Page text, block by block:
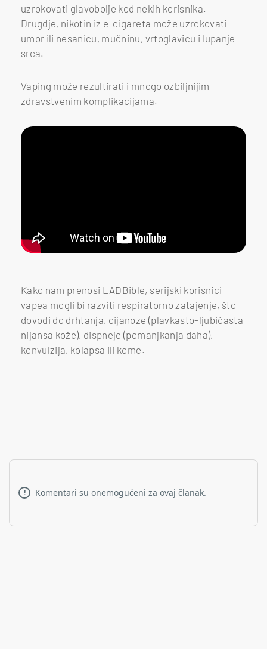
uzrokovati glavobolje kod nekih korisnika.
Drugdje, nikotin iz e-cigareta može uzrokovati
umor ili nesanicu, mučninu, vrtoglavicu i lupanje
srca.
Vaping može rezultirati i mnogo ozbiljnijim
zdravstvenim komplikacijama.
Kako nam prenosi LADBible, serijski korisnici
vapea mogli bi razviti respiratorno zatajenje, što
dovodi do drhtanja, cijanoze (plavkasto-ljubičasta
nijansa kože), dispneje (pomanjkanja daha),
konvulzija, kolapsa ili kome.
! Komentari su onemogućeni za ovaj članak.